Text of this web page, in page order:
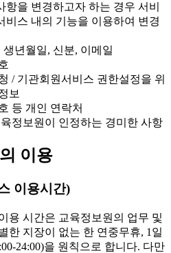
항을 변경하고자 하는 경우 서비
비스 내의 기능을 이용하여 변경
년월일, 신분, 이메일
/ 기관회원서비스 권한설정을 위
보
등 개인 연락처
정보원이 인정하는 경미한 사항
이용
이용시간)
용 시간은 교육정보원의 업무 및
한 지장이 없는 한 연중무휴, 1일
24:00)을 원칙으로 합니다. 다만